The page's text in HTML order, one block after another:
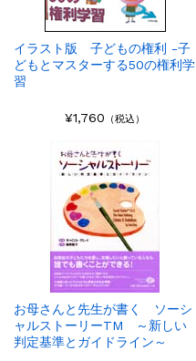
イラスト版 子どもの権利 -子
どもとマスターする50の権利学
習
¥1,760 （税込）
お母さんと先生が書く ソーシ
ャルストーリーTM ～新しい
判定基準とガイドライン～